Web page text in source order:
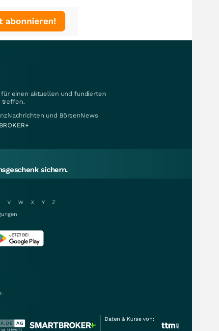
abonnieren!
einen aktuellen und fundierten
treffen.
und BörsenNews
sichern.
V W X Y
Z
Daten & Kurse von: